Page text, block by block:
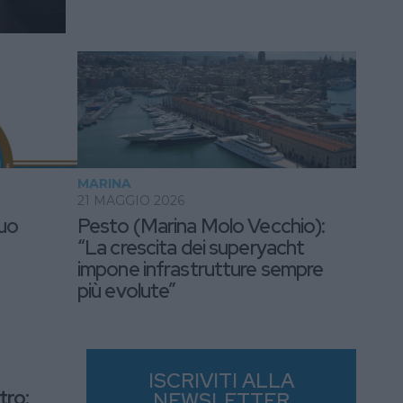
Pesto (Marina Molo Vecchio):
“La crescita dei superyacht
impone infrastrutture sempre
più evolute”
MARINA
21 MAGGIO 2026
ISCRIVITI ALLA